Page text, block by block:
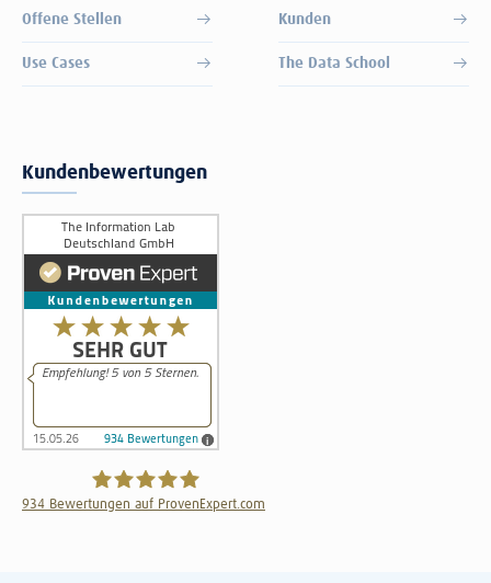
Offene Stellen Kunden
Use Cases The Data School
Kundenbewertungen
934 Bewertungen auf ProvenExpert.com